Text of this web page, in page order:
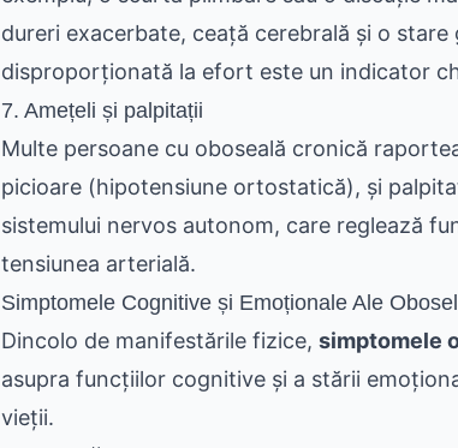
dureri exacerbate, ceață cerebrală și o
disproporționată la efort este un indicator
7. Amețeli și palpitații
Multe persoane cu oboseală cronică
picioare (hipotensiune ortostatică), și
sistemului nervos autonom, care reglează
tensiunea arterială.
Simptomele Cognitive și Emoționale Ale
Dincolo de manifestările fizice, simptomele
asupra funcțiilor cognitive și a stării
vieții.